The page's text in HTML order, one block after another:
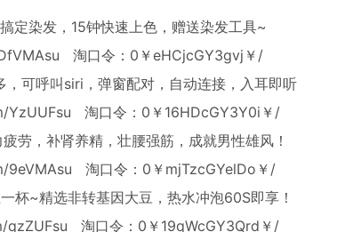
染发，15钟快速上色，赠送染发工具~
淘口令：0￥eHCjcGY3gvj￥/
可呼叫siri，弹窗配对，自动连接，入耳即听
YzUUFsu 淘口令：0￥16HDcGY3Y0i￥/
，补肾养精，壮腰强筋，成就男性雄风！
9eVMAsu 淘口令：0￥mjTzcGYelDo￥/
~精选非转基因大豆，热水冲泡60S即享！
qzZUFsu 淘口令：0￥19qWcGY3Qrd￥/